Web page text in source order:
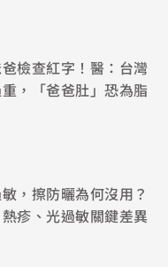
檢查紅字！醫：台灣
，「爸爸肚」恐為脂
，擦防曬為何沒用？
疹、光過敏關鍵差異